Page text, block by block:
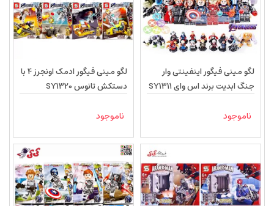
لگو مینی فیگور اینفینتی وار
جنگ ابدیت برند اس وای SY1311
ناموجود
لگو مینی فیگور ادمک اونجرز 4 با
دستکش تانوس SY1320
ناموجود